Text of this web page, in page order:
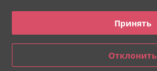
Доставка и оплата
График работы
Полная версия сайта
Принять
Отклонить